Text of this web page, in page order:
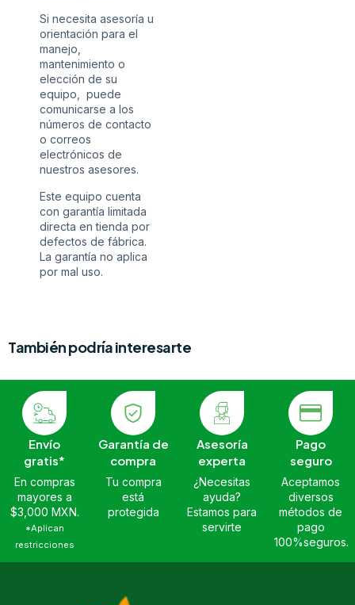
Si necesita asesoría u
orientación para el
manejo,
mantenimiento o
elección de su
equipo, puede
comunicarse a los
números de contacto
o correos
electrónicos de
nuestros asesores.
Este equipo cuenta
con garantía limitada
directa en tienda por
defectos de fábrica.
La garantía no aplica
por mal uso.
También podría interesarte
Envío
gratis*
En compras
mayores a
$3,000 MXN.
*Aplican
restricciones
Garantía de
compra
Tu compra
está
protegida
Asesoría
experta
¿Necesitas
ayuda?
Estamos para
servirte
Pago
seguro
Aceptamos
diversos
métodos de
pago
100%seguros.